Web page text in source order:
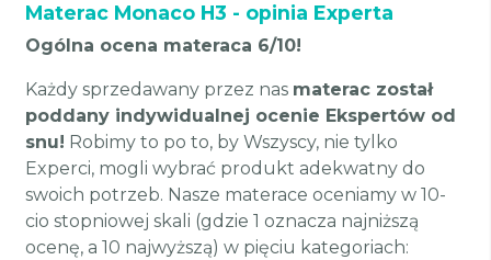
Materac Monaco H3 - opinia Experta
Ogólna ocena materaca 6/10!
Każdy sprzedawany przez nas materac został
poddany indywidualnej ocenie Ekspertów od
snu! Robimy to po to, by Wszyscy, nie tylko
Experci, mogli wybrać produkt adekwatny do
swoich potrzeb. Nasze materace oceniamy w 10-
cio stopniowej skali (gdzie 1 oznacza najniższą
ocenę, a 10 najwyższą) w pięciu kategoriach: